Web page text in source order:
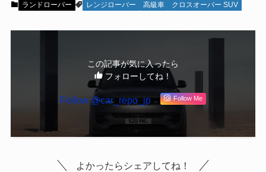
ランドローバー レンジローバー 高級車 クロスオーバー SUV
この記事が気に入ったら
フォローしてね！
Follow @car_repo_jp Follow Me
よかったらシェアしてね！